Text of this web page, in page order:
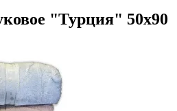
"Турция" 50х90